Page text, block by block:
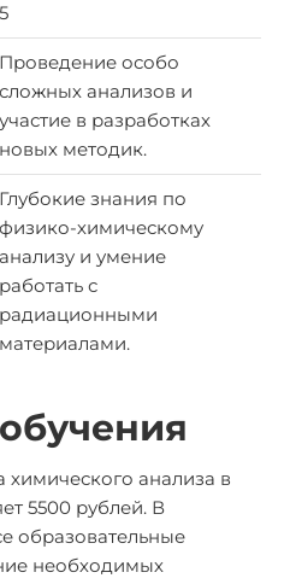
5
Проведение особо
сложных анализов и
участие в разработках
новых методик.
Глубокие знания по
физико-химическому
анализу и умение
работать с
радиационными
материалами.
анализа в
5500 рублей. В
образовательные
необходимых